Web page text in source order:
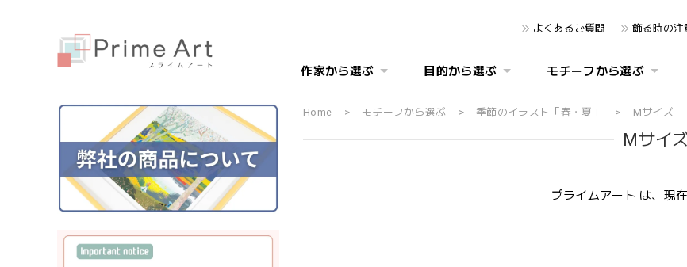
よくあるご質問 飾る時の注
作家から選ぶ 目的から選ぶ モチーフから選ぶ
Home モチーフから選ぶ 季節のイラスト「春・夏」 Mサイズ
Mサイズ
プライムアート は、現